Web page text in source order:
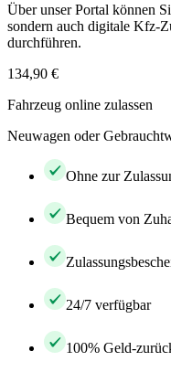
Über unser Portal können
sondern auch digitale Kfz-
durchführen.
134,90 €
Fahrzeug online zulassen
Neuwagen oder
Ohne zur
Bequem von
24/7 verfügbar
100% Geld-